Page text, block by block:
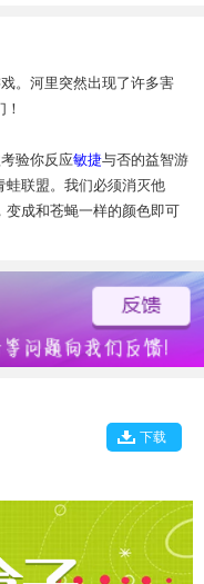
。河里突然出现了许多害
验你反应敏捷与否的益智游
蛙联盟。我们必须消灭他
变成和苍蝇一样的颜色即可
下载